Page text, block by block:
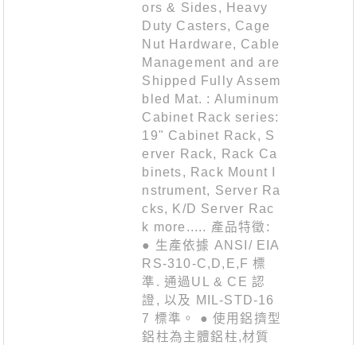
ors & Sides, Heavy
Duty Casters, Cage
Nut Hardware, Cable
Management and are
Shipped Fully Assem
bled Mat. : Aluminum
Cabinet Rack series:
19" Cabinet Rack, S
erver Rack, Rack Ca
binets, Rack Mount I
nstrument, Server Ra
cks, K/D Server Rac
k more..... 產品特徵:
● 生產依據 ANSI/ EIA
RS-310-C,D,E,F 標
準. 通過UL & CE 認
證, 以及 MIL-STD-16
7 標準。 ● 使用鋁擠型
鋁柱為主體鋁柱,材質